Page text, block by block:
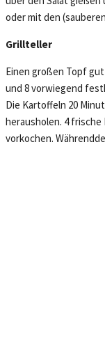
oder mit den
Grillteller
Einen großen Topf
und 8 vorwiegend
Die Kartoffeln 20
herausholen. 4 frische
vorkochen.